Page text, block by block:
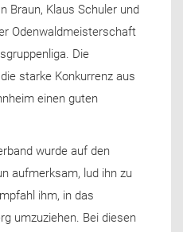
Braun, Klaus Schuler und
Odenwaldmeisterschaft
Die
starke Konkurrenz aus
einen guten
wurde auf den
aufmerksam, lud ihn zu
ihm, in das
umzuziehen. Bei diesen